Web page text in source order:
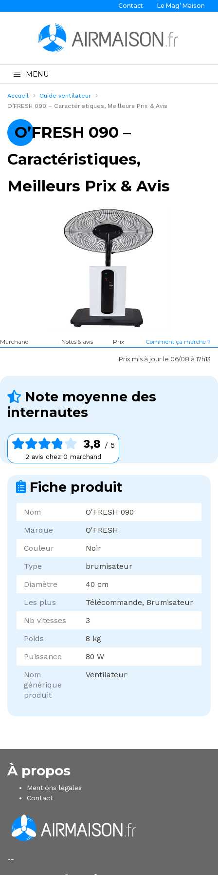
Contact Le Mag’ Maison
MENU
Accueil
Guide ventilateur
O’FRESH 090 – Caractéristiques, Meilleurs Prix & Avis
O’FRESH 090 –
Caractéristiques,
Meilleurs Prix & Avis
Marchand Notes & avis Prix Comment ça marche ?
Prix mis à jour le 06/08 à 17h13
Note moyenne des
internautes
3,8 / 5
2 avis chez 0 marchand
Fiche produit
Nom
O'FRESH 090
Marque
O'FRESH
Couleur
Noir
Type
brumisateur
Diamètre
40 cm
Les plus
Télécommande, Brumisateur
Nb vitesses
3
Poids
8 kg
Puissance
80 W
Nom
générique
produit
Ventilateur
À propos
Mentions légales
Contact
--